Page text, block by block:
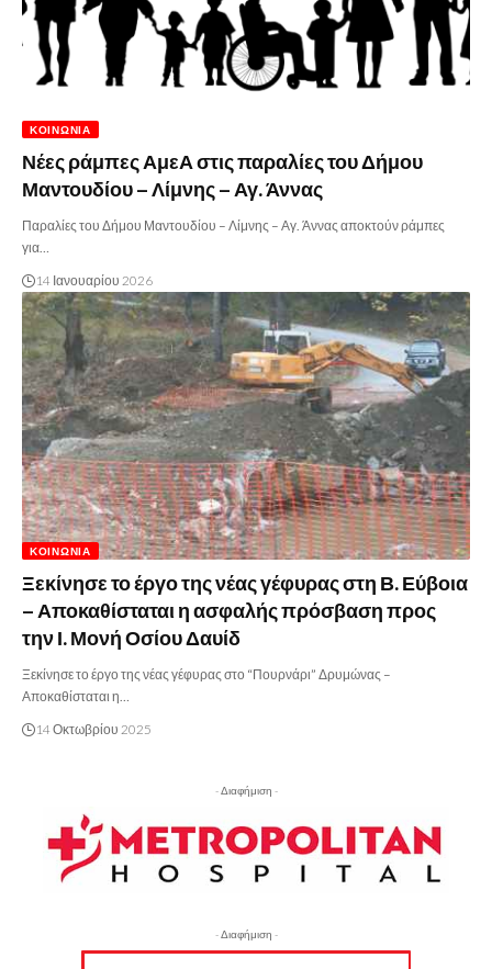
ΚΟΙΝΩΝΊΑ
Νέες ράμπες ΑμεΑ στις παραλίες του Δήμου
Μαντουδίου – Λίμνης – Αγ. Άννας
Παραλίες του Δήμου Μαντουδίου – Λίμνης – Αγ. Άννας αποκτούν ράμπες
για…
14 Ιανουαρίου 2026
ΚΟΙΝΩΝΊΑ
Ξεκίνησε το έργο της νέας γέφυρας στη Β. Εύβοια
– Αποκαθίσταται η ασφαλής πρόσβαση προς
την Ι. Μονή Οσίου Δαυίδ
Ξεκίνησε το έργο της νέας γέφυρας στο “Πουρνάρι” Δρυμώνας –
Αποκαθίσταται η…
14 Οκτωβρίου 2025
- Διαφήμιση -
- Διαφήμιση -